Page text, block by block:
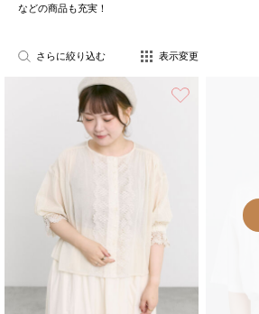
などの商品も充実！
さらに絞り込む 表示変更